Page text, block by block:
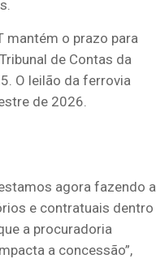
mantém o prazo para
de Contas da
O leilão da ferrovia
de 2026.
agora fazendo a
e contratuais dentro
a procuradoria
a concessão”,